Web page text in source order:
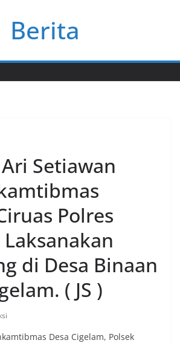
Berita
Setiawan
Polres
di Desa Binaan
( JS )
Desa Cigelam, Polsek